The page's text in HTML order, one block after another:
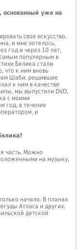
уже на
свое искусство,
и мне хотелось,
год и через 10 лет,
популярным в
Бялика стали
что к ним вновь
Шаби, решившие
к ним в качестве
мы выпустили DVD,
с моими
год, в течение
и
часть. Можно
на музыку,
начало. В планах
Атласа и других.
детской